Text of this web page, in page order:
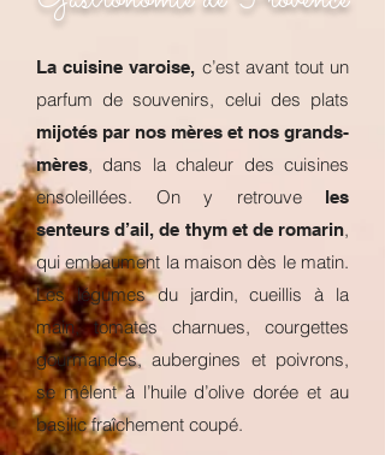
La cuisine varoise, c’est avant tout un
parfum de souvenirs, celui des plats
mijotés par nos mères et nos grands-
mères, dans la chaleur des cuisines
ensoleillées. On y retrouveles
senteurs d’ail, de thym et de romarin,
qui embaument la maison dès le matin.
Les légumes du jardin, cueillis à la
main, tomates charnues, courgettes
gourmandes, aubergines et poivrons,
se mêlent à l’huile d’olive dorée et au
basilic fraîchement coupé.